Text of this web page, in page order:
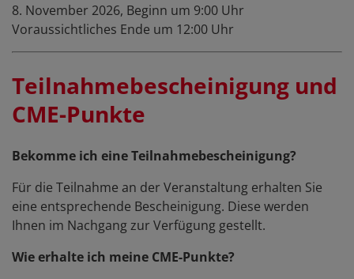
8. November 2026, Beginn um 9:00 Uhr
Voraussichtliches Ende um 12:00 Uhr
Teilnahmebescheinigung und
CME-Punkte
Bekomme ich eine Teilnahmebescheinigung?
Für die Teilnahme an der Veranstaltung erhalten Sie
eine entsprechende Bescheinigung. Diese werden
Ihnen im Nachgang zur Verfügung gestellt.
Wie erhalte ich meine CME-Punkte?